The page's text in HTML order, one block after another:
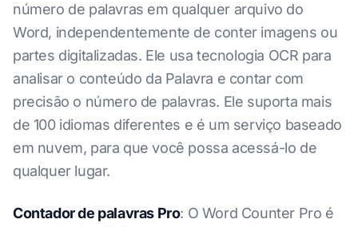
número de palavras em qualquer arquivo do
Word, independentemente de conter imagens ou
partes digitalizadas. Ele usa tecnologia OCR para
analisar o conteúdo da Palavra e contar com
precisão o número de palavras. Ele suporta mais
de 100 idiomas diferentes e é um serviço baseado
em nuvem, para que você possa acessá-lo de
qualquer lugar.
Contador de palavras Pro: O Word Counter Pro é